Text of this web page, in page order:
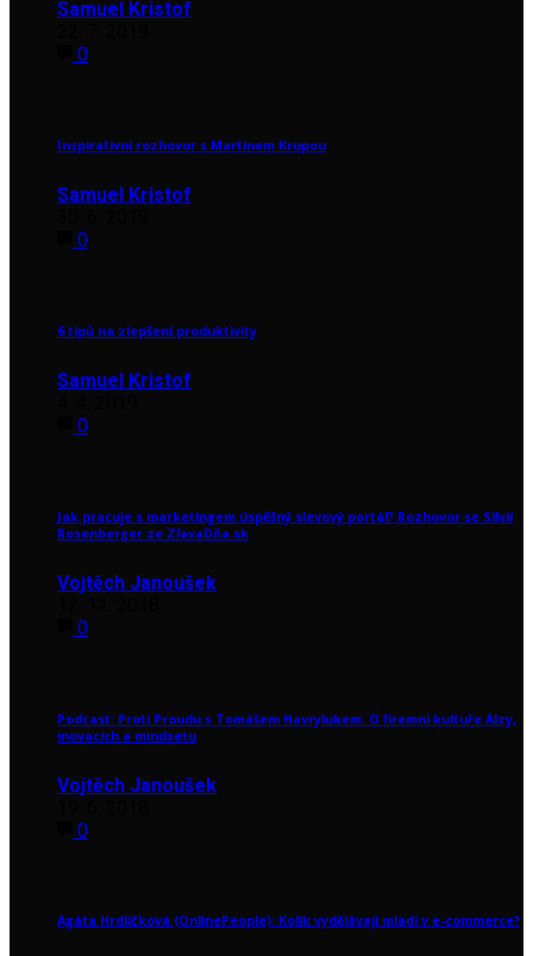
Samuel Kristof
0
Inspirativní rozhovor s Martinem Krupou
Samuel Kristof
0
6 tipů na zlepšení produktivity
Samuel Kristof
0
Jak pracuje s marketingem úspěšný slevový portál? Rozhovor se Silvií
Rosenberger ze ZľavaDňa.sk
Vojtěch Janoušek
0
Podcast: Proti Proudu s Tomášem Havrylukem. O firemní kultuře Alzy,
inovacích a mindsetu
Vojtěch Janoušek
0
Agáta Hrdličková (OnlinePeople): Kolik vydělávají mladí v e-commerce?